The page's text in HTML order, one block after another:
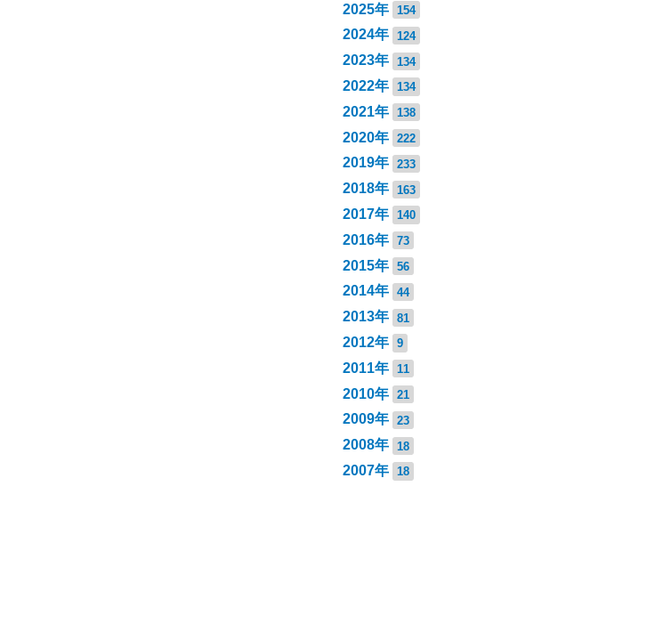
2025年 154
2024年 124
2023年 134
2022年 134
2021年 138
2020年 222
2019年 233
2018年 163
2017年 140
2016年 73
2015年 56
2014年 44
2013年 81
2012年 9
2011年 11
2010年 21
2009年 23
2008年 18
2007年 18